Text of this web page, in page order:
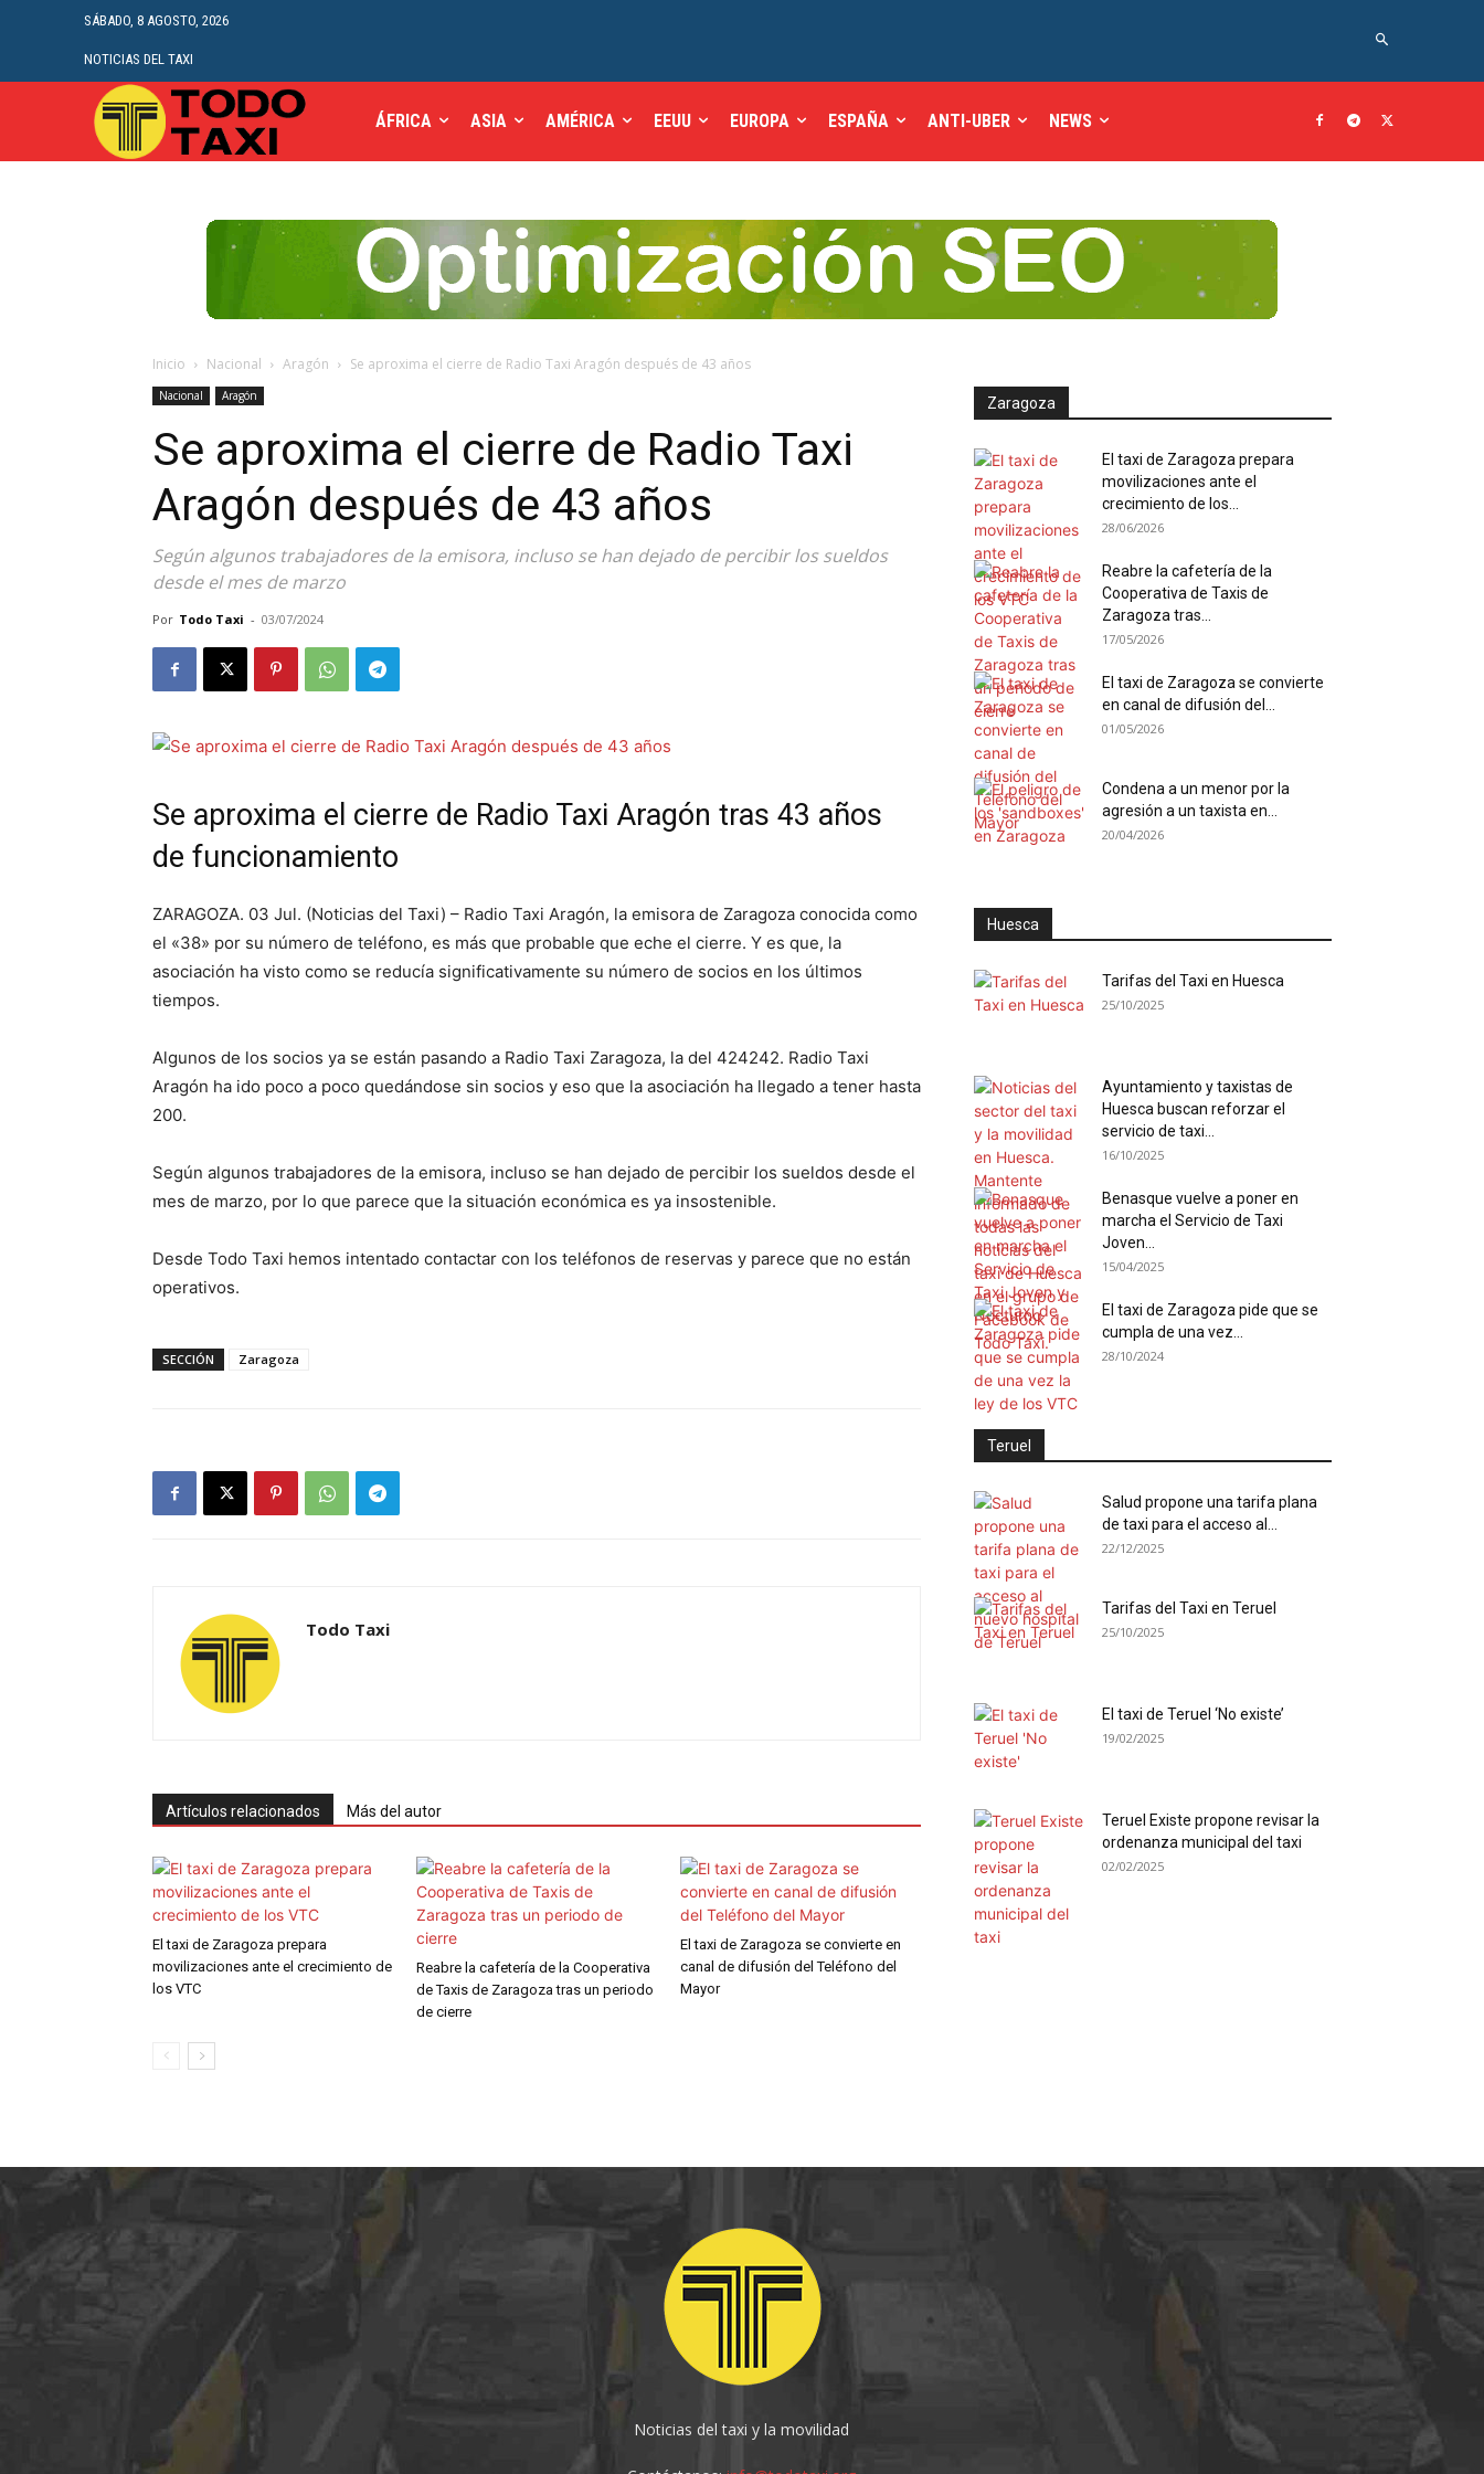
SÁBADO, 8 AGOSTO, 2026
NOTICIAS DEL TAXI
ÁFRICA ASIA AMÉRICA EEUU EUROPA ESPAÑA ANTI-UBER NEWS
Inicio Nacional Aragón Se aproxima el cierre de Radio Taxi Aragón después de 43 años
Nacional Aragón
Se aproxima el cierre de Radio Taxi
Aragón después de 43 años
Según algunos trabajadores de la emisora, incluso se han dejado de percibir los sueldos
desde el mes de marzo
Por Todo Taxi - 03/07/2024
Se aproxima el cierre de Radio Taxi Aragón tras 43 años
de funcionamiento
ZARAGOZA. 03 Jul. (Noticias del Taxi) – Radio Taxi Aragón, la emisora de Zaragoza conocida como
el «38» por su número de teléfono, es más que probable que eche el cierre. Y es que, la
asociación ha visto como se reducía significativamente su número de socios en los últimos
tiempos.
Algunos de los socios ya se están pasando a Radio Taxi Zaragoza, la del 424242. Radio Taxi
Aragón ha ido poco a poco quedándose sin socios y eso que la asociación ha llegado a tener hasta
200.
Según algunos trabajadores de la emisora, incluso se han dejado de percibir los sueldos desde el
mes de marzo, por lo que parece que la situación económica es ya insostenible.
Desde Todo Taxi hemos intentado contactar con los teléfonos de reservas y parece que no están
operativos.
SECCIÓN Zaragoza
Todo Taxi
Artículos relacionados Más del autor
El taxi de Zaragoza prepara
movilizaciones ante el crecimiento de
los VTC
Reabre la cafetería de la Cooperativa
de Taxis de Zaragoza tras un periodo
de cierre
El taxi de Zaragoza se convierte en
canal de difusión del Teléfono del
Mayor
Zaragoza
El taxi de Zaragoza prepara
movilizaciones ante el
crecimiento de los...
28/06/2026
Reabre la cafetería de la
Cooperativa de Taxis de
Zaragoza tras...
17/05/2026
El taxi de Zaragoza se convierte
en canal de difusión del...
01/05/2026
Condena a un menor por la
agresión a un taxista en...
20/04/2026
Huesca
Tarifas del Taxi en Huesca
25/10/2025
Ayuntamiento y taxistas de
Huesca buscan reforzar el
servicio de taxi...
16/10/2025
Benasque vuelve a poner en
marcha el Servicio de Taxi
Joven...
15/04/2025
El taxi de Zaragoza pide que se
cumpla de una vez...
28/10/2024
Teruel
Salud propone una tarifa plana
de taxi para el acceso al...
22/12/2025
Tarifas del Taxi en Teruel
25/10/2025
El taxi de Teruel ‘No existe’
19/02/2025
Teruel Existe propone revisar la
ordenanza municipal del taxi
02/02/2025
Noticias del taxi y la movilidad